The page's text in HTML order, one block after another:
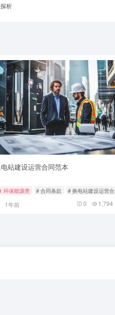
析
站建设运营合同范本
环保能源类 # 合同条款 # 换电站建设运营
1年前 0 1,794